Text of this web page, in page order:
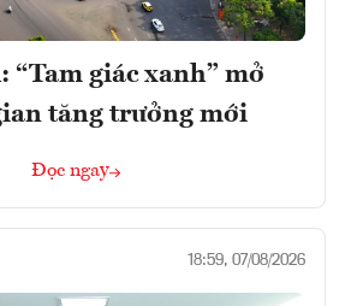
“Tam giác xanh” mở
tăng trưởng mới
Đọc ngay
18:59, 07/08/2026